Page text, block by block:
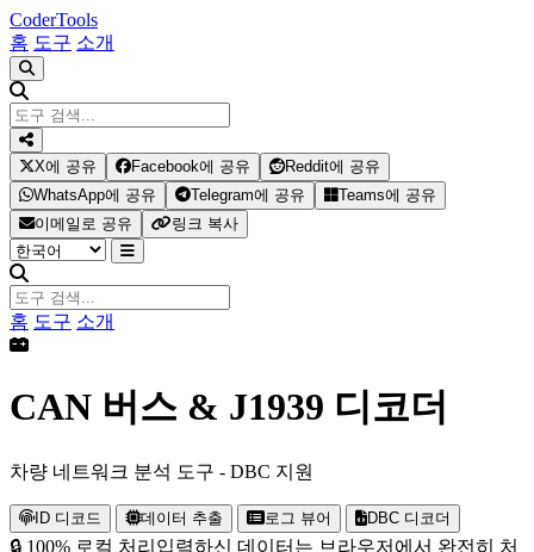
CoderTools
홈 도구 소개
X에 공유 Facebook에 공유
Reddit에 공유
WhatsApp에 공유
Telegram에 공유
Teams에 공유
이메일로 공유
링크 복사
홈 도구 소개
CAN 버스 & J1939 디코더
차량 네트워크 분석 도구 - DBC 지원
ID 디코드 데이터 추출 로그 뷰어 DBC 디코더
🔒 100% 로컬 처리 입력하신 데이터는 브라우저에서 완전히 처